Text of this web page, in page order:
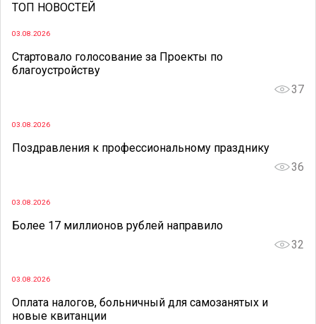
ТОП НОВОСТЕЙ
03.08.2026
Стартовало голосование за Проекты по
благоустройству
37
03.08.2026
Поздравления к профессиональному празднику
36
03.08.2026
Более 17 миллионов рублей направило
32
03.08.2026
Оплата налогов, больничный для самозанятых и
новые квитанции